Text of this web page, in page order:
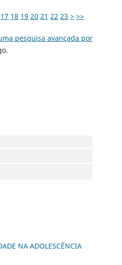
17 18 19 20 21 22 23 > >>
pesquisa avançada por
NA ADOLESCÊNCIA